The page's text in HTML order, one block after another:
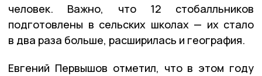
человек. Важно, что 12 стобалльников
подготовлены в сельских школах — их стало
в два раза больше, расширилась и география.
Евгений Первышов отметил, что в этом году